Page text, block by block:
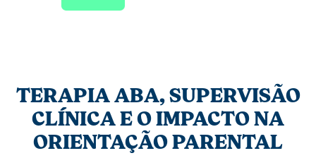
TERAPIA ABA, SUPERVISÃO
CLÍNICA E O IMPACTO NA
ORIENTAÇÃO PARENTAL